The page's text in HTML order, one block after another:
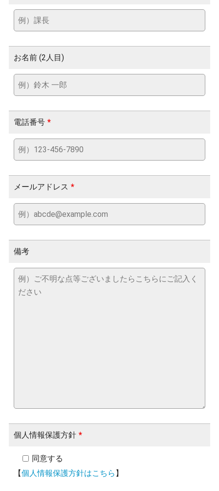
お名前 (2人目)
電話番号 *
メールアドレス *
備考
個人情報保護方針 *
同意する
【個人情報保護方針はこちら 】